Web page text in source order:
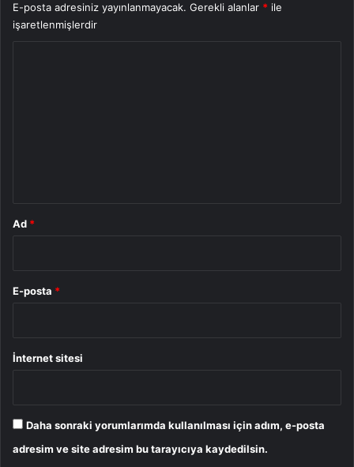
E-posta adresiniz yayınlanmayacak. Gerekli alanlar * ile
işaretlenmişlerdir
Ad *
E-posta *
İnternet sitesi
Daha sonraki yorumlarımda kullanılması için adım, e-posta
adresim ve site adresim bu tarayıcıya kaydedilsin.